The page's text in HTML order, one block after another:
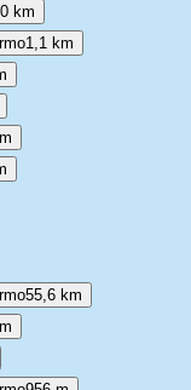
km
1,1 km
55,6 km